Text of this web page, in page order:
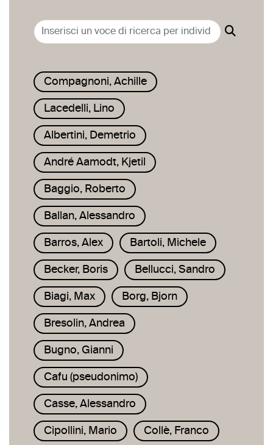
Compagnoni, Achille
Lacedelli, Lino
Albertini, Demetrio
André Aamodt, Kjetil
Baggio, Roberto
Ballan, Alessandro
Barros, Alex Bartoli, Michele
Becker, Boris Bellucci, Sandro
Biagi, Max Borg, Bjorn
Bresolin, Andrea
Bugno, Gianni
Cafu (pseudonimo)
Casse, Alessandro
Cipollini, Mario Collè, Franco